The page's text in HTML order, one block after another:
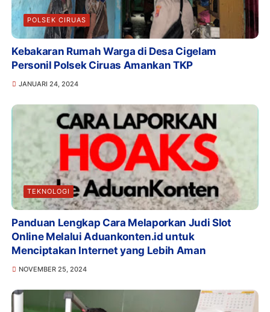
POLSEK CIRUAS
Kebakaran Rumah Warga di Desa Cigelam
Personil Polsek Ciruas Amankan TKP
JANUARI 24, 2024
TEKNOLOGI
Panduan Lengkap Cara Melaporkan Judi Slot
Online Melalui Aduankonten.id untuk
Menciptakan Internet yang Lebih Aman
NOVEMBER 25, 2024